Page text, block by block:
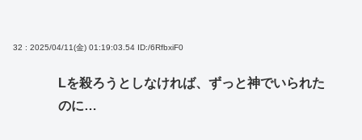
32 : 2025/04/11(金) 01:19:03.54 ID:/6RfbxiF0
Lを殺ろうとしなければ、ずっと神でいられた
のに…